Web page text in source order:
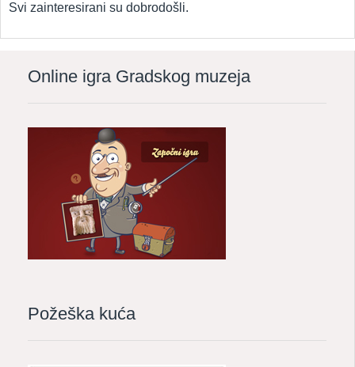
Svi zainteresirani su dobrodošli.
Online igra Gradskog muzeja
Požeška kuća